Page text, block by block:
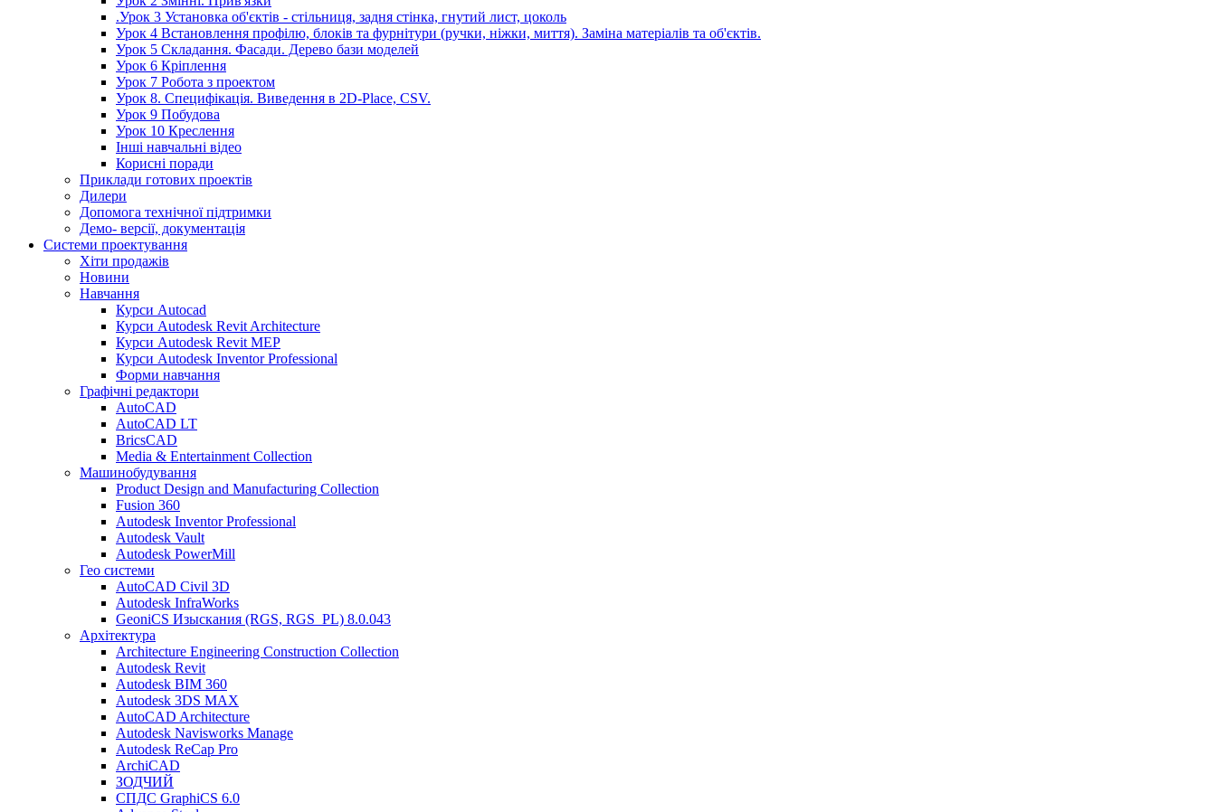
.Урок 3 Установка об'єктів - стільниця, задня стінка, гнутий лист, цоколь
Урок 4 Встановлення профілю, блоків та фурнітури (ручки, ніжки, миття). Заміна матеріалів та об'єктів.
Урок 5 Складання. Фасади. Дерево бази моделей
Урок 6 Кріплення
Урок 7 Робота з проектом
Урок 8. Специфікація. Виведення в 2D-Place, CSV.
Урок 9 Побудова
Урок 10 Креслення
Інші навчальні відео
Корисні поради
Приклади готових проектів
Дилери
Допомога технічної підтримки
Демо- версії, документація
Системи проектування
Хіти продажів
Новини
Навчання
Курси Autocad
Курси Autodesk Revit Architecture
Курси Autodesk Revit MEP
Курси Autodesk Inventor Professional
Форми навчання
Графічні редактори
AutoCAD
AutoCAD LT
BricsCAD
Media & Entertainment Collection
Машинобудування
Product Design and Manufacturing Collection
Fusion 360
Autodesk Inventor Professional
Autodesk Vault
Autodesk PowerMill
Гео системи
AutoCAD Civil 3D
Autodesk InfraWorks
GeoniCS Изыскания (RGS, RGS_PL) 8.0.043
Архітектура
Architecture Engineering Construction Collection
Autodesk Revit
Autodesk BIM 360
Autodesk 3DS MAX
AutoCAD Architecture
Autodesk Navisworks Manage
Autodesk ReCap Pro
ArchiCAD
ЗОДЧИЙ
СПДС GraphiCS 6.0